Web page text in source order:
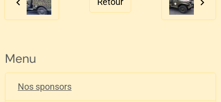
Retour
Menu
Nos sponsors